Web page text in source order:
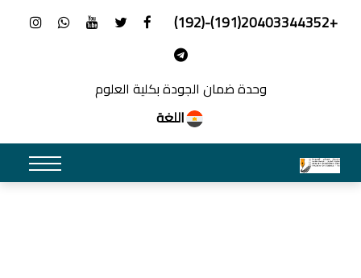
+20403344352(191)-(192)
وحدة ضمان الجودة بكلية العلوم
اللغة